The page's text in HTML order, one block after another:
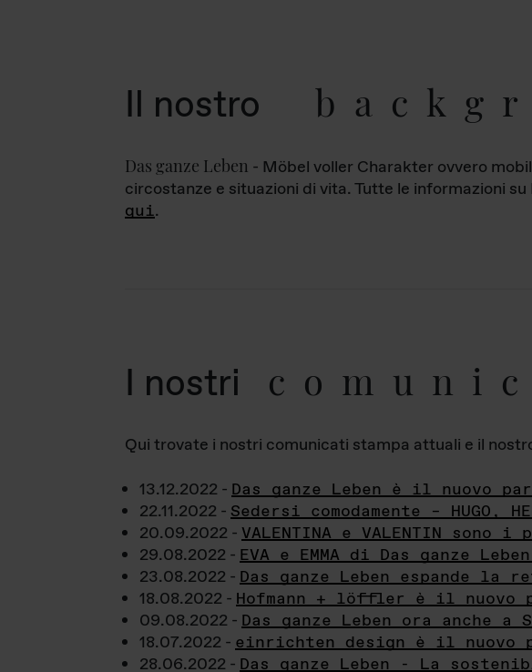
Il nostro
Das ganze Leben - Möbel voller Charakter ovvero
circostanze e situazioni di vita. Tutte le informazioni
qui.
I nostri
Qui trovate i nostri comunicati stampa attuali e il
13.12.2022 - Das ganze Leben è il nuovo
22.11.2022 - Sedersi comodamente – HUGO,
20.09.2022 - VALENTINA e VALENTIN
29.08.2022 - EVA e EMMA di Das ganze
23.08.2022 - Das ganze Leben espande
18.08.2022 - Hofmann + löffler è il nuovo
09.08.2022 - Das ganze Leben ora anche
18.07.2022 - einrichten design è il nuovo
28.06.2022 - Das ganze Leben - La